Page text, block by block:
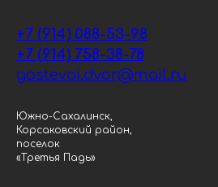
+7 (914) 088-53-98
+7 (914) 758-38-78
gostevoi.dvor@mail.ru
Южно-Сахалинск,
Корсаковский район,
поселок
«Третья Падь»